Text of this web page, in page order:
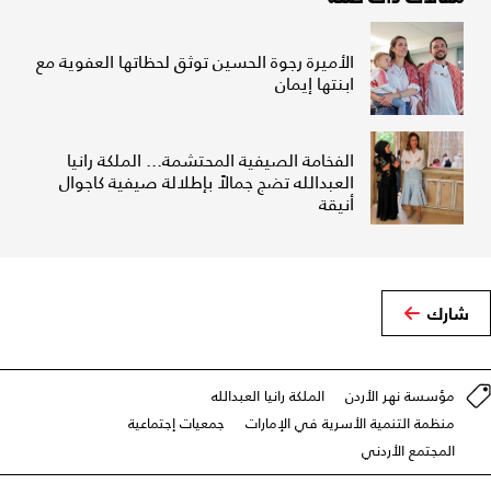
الأميرة رجوة الحسين توثق لحظاتها العفوية مع
ابنتها إيمان
الفخامة الصيفية المحتشمة... الملكة رانيا
العبدالله تضج جمالاً بإطلالة صيفية كاجوال
أنيقة
شارك
مؤسسة نهر الأردن
الملكة رانيا العبدالله
منظمة التنمية الأسرية في الإمارات
جمعيات إجتماعية
المجتمع الأردني